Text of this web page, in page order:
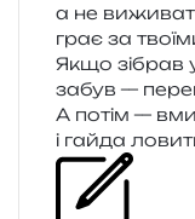
а не
грає за
Якщо
забув —
А потім —
і гайда